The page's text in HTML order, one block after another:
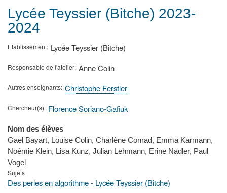
d'Ariane
Lycée Teyssier (Bitche) 2023-
2024
Etablissement Lycée Teyssier (Bitche)
Responsable de l'atelier Anne Colin
Autres enseignants Christophe Ferstler
Chercheur(s) Florence Soriano-Gafiuk
Nom des élèves
Gael Bayart, Louise Colin, Charlène Conrad, Emma Karmann,
Noémie Klein, Lisa Kunz, Julian Lehmann, Erine Nadler, Paul
Vogel
Sujets
Des perles en algorithme - Lycée Teyssier (Bitche)